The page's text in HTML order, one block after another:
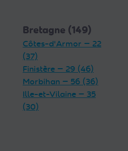
Bretagne (149)
Côtes-d'Armor — 22
(37)
Finistère — 29 (46)
Morbihan — 56 (36)
Ille-et-Vilaine — 35
(30)